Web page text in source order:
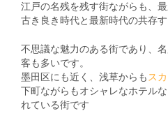
江戸の名残を残す街ながらも、
古き良き時代と最新時代の共存す
不思議な魅力のある街であり、
客も多いです。
墨田区にも近く、浅草からも ス
下町ながらもオシャレなホテル
れている街です